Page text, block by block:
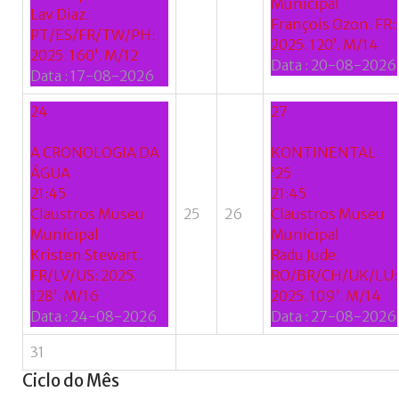
Lav Diaz.
PT/ES/FR/TW/PH:
2025. 160’. M/12
Data : 17-08-2026
Municipal
François Ozon. FR:
2025. 120’. M/14
Data : 20-08-2026
24
A CRONOLOGIA DA
ÁGUA
21:45
Claustros Museu
Municipal
Kristen Stewart.
FR/LV/US: 2025.
128’. M/16
Data : 24-08-2026
25 26
27
KONTINENTAL
'25
21:45
Claustros Museu
Municipal
Radu Jude.
RO/BR/CH/UK/LU:
2025. 109’. M/14
Data : 27-08-2026
31
CiclodoMês